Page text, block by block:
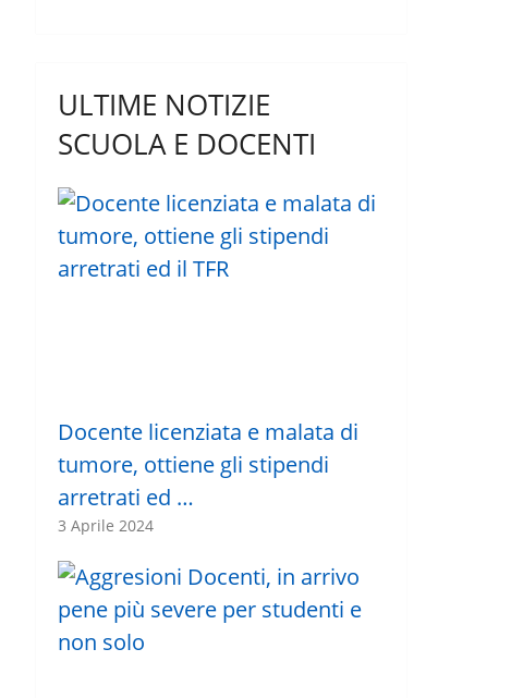
ULTIME NOTIZIE
SCUOLA E DOCENTI
Docente licenziata e malata di
tumore, ottiene gli stipendi
arretrati ed …
3 Aprile 2024